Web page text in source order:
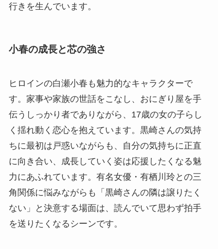
行きを生んでいます。
小春の成長と芯の強さ
ヒロインの白瀬小春も魅力的なキャラクターで
す。家事や家族の世話をこなし、おにぎり屋を手
伝うしっかり者でありながら、17歳の女の子らし
く揺れ動く恋心を抱えています。黒崎さんの気持
ちに最初は戸惑いながらも、自分の気持ちに正直
に向き合い、成長していく姿は応援したくなる魅
力にあふれています。有名女優・有栖川玲との三
角関係に悩みながらも「黒崎さんの隣は譲りたく
ない」と決意する場面は、読んでいて思わず拍手
を送りたくなるシーンです。